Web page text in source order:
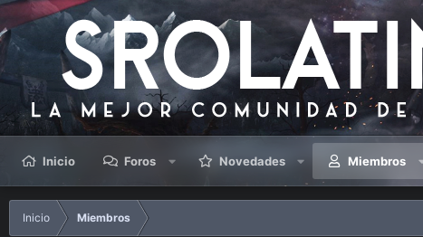
Inicio Foros Novedades Miembros
Inicio Miembros